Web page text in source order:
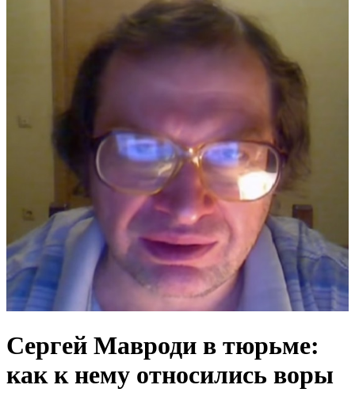
Сергей Мавроди в тюрьме:
как к нему относились воры